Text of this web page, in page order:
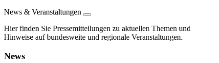
News & Veranstaltungen
Hier finden Sie Pressemitteilungen zu aktuellen Themen und
Hinweise auf bundesweite und regionale Veranstaltungen.
News